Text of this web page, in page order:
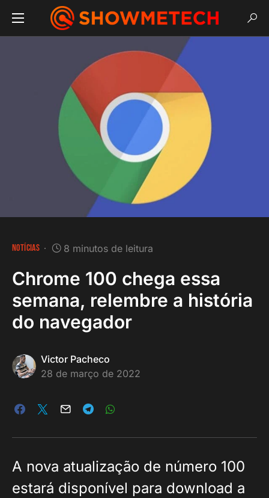
NOTÍCIAS 8 minutos de leitura
Chrome 100 chega essa
semana, relembre a história
do navegador
Victor Pacheco
28 de março de 2022
A nova atualização de número 100
estará disponível para download a